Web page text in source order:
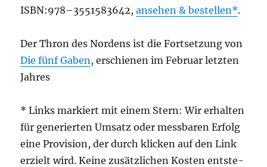
ISBN:978–3551583642,anse­hen & bestel­len .
Der Thron des Nor­dens ist die Fort­set­zung von
Die fünf Gaben, erschie­nen im Febru­ar letz­ten
Jahres
* Links mar­kiert mit einem Stern: Wir erhal­ten
für gene­rier­ten Umsatz oder mess­ba­ren Erfolg
eine Pro­vi­si­on, der durch kli­cken auf den Link
erzielt wird. Kei­ne zusätz­li­chen Kos­ten ent­ste­